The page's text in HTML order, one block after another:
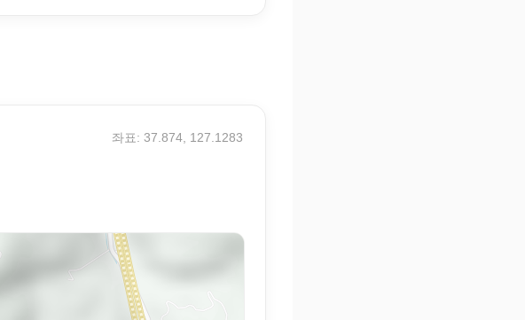
좌표: 37.874, 127.1283